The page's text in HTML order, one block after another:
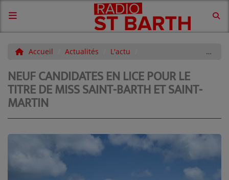
ACCUEIL
CONTACTS
CONTACTEZ-NOUS
COMMUNIQUÉS
VOS DÉDICACES À LA RADIO !
Accueil Actualités L'actu
NEUF CANDIDATES EN LICE POUR LE
TITRE DE MISS SAINT-BARTH ET SAINT-
MARTIN